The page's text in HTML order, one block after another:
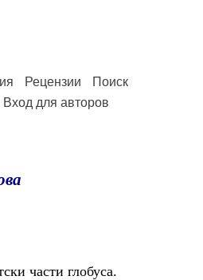
Рецензии
Поиск
Вход для авторов
части глобуса.